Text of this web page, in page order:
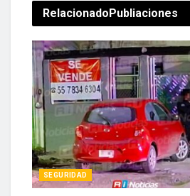
Relacionado Publiaciones
SEGURIDAD